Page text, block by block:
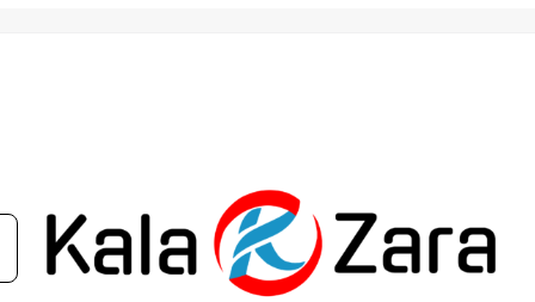
می‌کند و از تخلیه زودهنگام آن جلوگیری می‌کند.
علائم خرابی دینام:
روشن نشدن خودرو یا روشن شدن با مشکلافت ولتاژ باتریروشن